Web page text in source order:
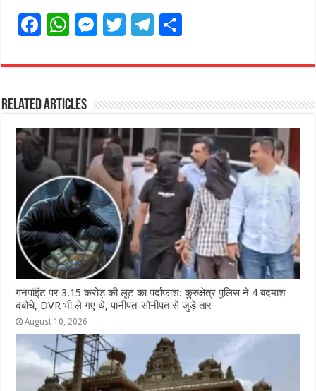
F
c
e
b
o
o
k
W
at
s
A
p
p
M
ss
n
g
e
r
T
itt
r
T
e
ra
m
ar
Related Articles
गनपॉइंट पर 3.15 करोड़ की लूट का पर्दाफाश: कुरुक्षेत्र पुलिस ने 4 बदमाश
दबोचे, DVR भी ले गए थे, पानीपत-सोनीपत से जुड़े तार
August 10, 2026